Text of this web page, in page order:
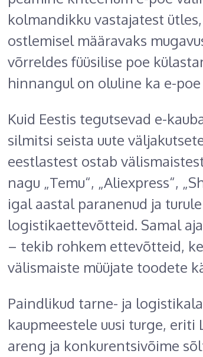
kolmandikku vastajatest
ostlemisel määravaks
võrreldes füüsilise poe
hinnangul on oluline ka e-
Kuid Eestis tegutsevad e-
silmitsi seista uute
eestlastest ostab
nagu „Temu“, „Aliexpress“,
igal aastal paranenud ja
logistikaettevõtteid. Samal
– tekib rohkem ettevõtteid,
välismaiste müüjate toodete
Paindlikud tarne- ja
kaupmeestele uusi turge, eriti
areng ja konkurentsivõime